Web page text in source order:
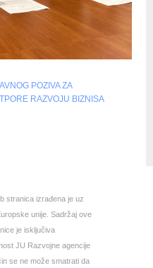
POZIVA ZA
RAZVOJU BIZNISA
stranica izrađena je uz
unije. Sadržaj ove
je isključiva
JU Razvojne agencije
se ne može smatrati da